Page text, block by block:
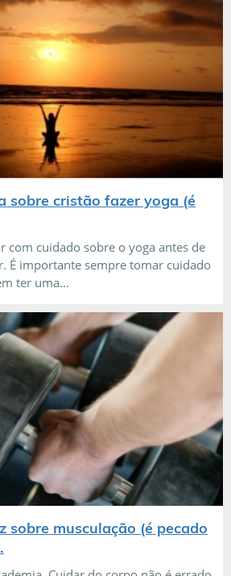
sobre cristão fazer yoga (é
com cuidado sobre o yoga antes de
É importante sempre tomar cuidado
ter uma...
sobre musculação (é pecado